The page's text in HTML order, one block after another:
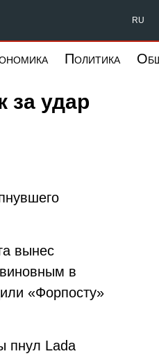
RU
Политика
за удар
вынес
в
«Форпосту»
пнул Lada